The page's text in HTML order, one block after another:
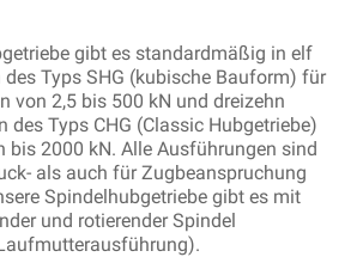
gibt es standardmäßig in elf
Typs SHG (kubische Bauform) für
von 2,5 bis 500 kN und dreizehn
des Typs CHG (Classic Hubgetriebe)
bis 2000 kN. Alle Ausführungen sind
als auch für Zugbeanspruchung
Spindelhubgetriebe gibt es mit
und rotierender Spindel